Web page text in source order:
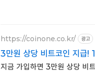
https://coinone.co.kr/ 광고
3만원 상당 비트코인 지급!
지금 가입하면 3만원 상당 비